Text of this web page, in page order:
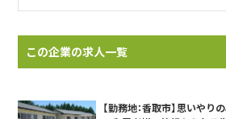
この企業の求人一覧
【勤務地：香取市】思いやり